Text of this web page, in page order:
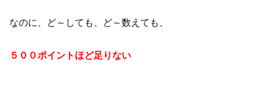
なのに、ど～しても、ど～数えても、
５００ポイントほど足りない